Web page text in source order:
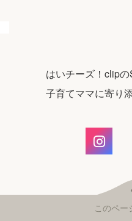
はいチーズ！clipの
子育てママに寄り
このペー